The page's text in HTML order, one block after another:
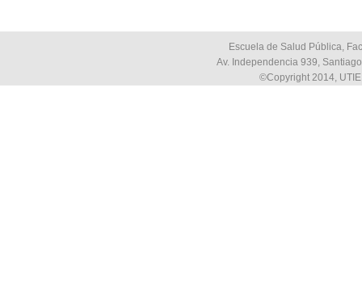
Escuela de Salud Pública,
Av. Independencia 939,
©Copyright 2014,